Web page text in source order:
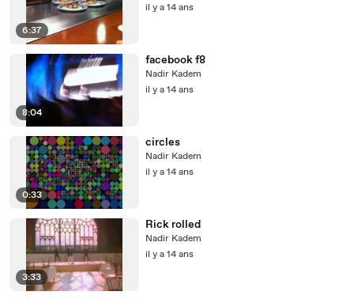
6:37
il y a 14 ans
8:04
facebook f8
Nadir Kadem
il y a 14 ans
0:33
circles
Nadir Kadem
il y a 14 ans
3:33
Rick rolled
Nadir Kadem
il y a 14 ans